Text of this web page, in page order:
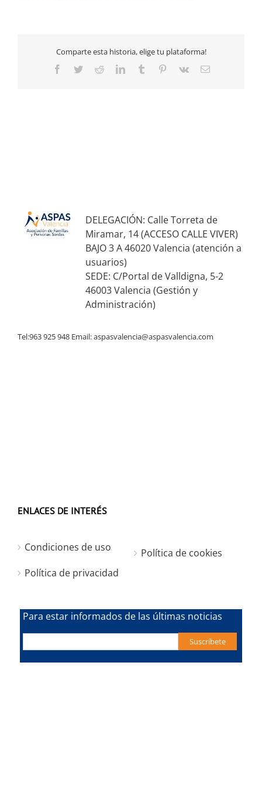
Comparte esta historia, elige tu plataforma!
Facebook
TwitterRedditLinkedInTumblr Pinterest
Vk Email
DELEGACIÓN: Calle Torreta de
Miramar, 14 (ACCESO CALLE VIVER)
BAJO 3 A 46020 Valencia (atención a
usuarios)
SEDE: C/Portal de Valldigna, 5-2
46003 Valencia (Gestión y
Administración)
Tel:963 925 948 Email:aspasvalencia@aspasvalencia.com
ENLACES DE INTERÉS
Condiciones de uso
Política de privacidad
Política de cookies
Para estar informados de las últimas noticias